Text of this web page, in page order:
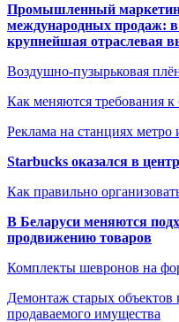
Промышленный
международных продаж:
крупнейшая отраслевая
Воздушно-пузырьковая
Как меняются требования
Реклама на станциях
Starbucks оказался в
Как правильно
В Беларуси меняются
продвижению товаров
Комплекты шевронов на
Демонтаж старых объектов
продаваемого имущества